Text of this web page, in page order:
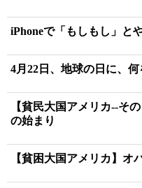
iPhoneで「もしもし」と
4月22日、地球の日に、
【貧民大国アメリカ--そ
の始まり
【貧困大国アメリカ】オ